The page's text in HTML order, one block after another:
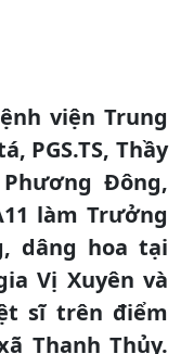
viện Trung
PGS.TS, Thầy
Đông,
làm Trưởng
dâng hoa tại
Vị Xuyên và
sĩ trên điểm
Thanh Thủy.